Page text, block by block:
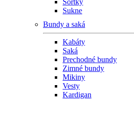
Sukne
Bundy a saká
Kabáty
Saká
Prechodné bundy
Zimné bundy
Mikiny
Vesty
Kardigan